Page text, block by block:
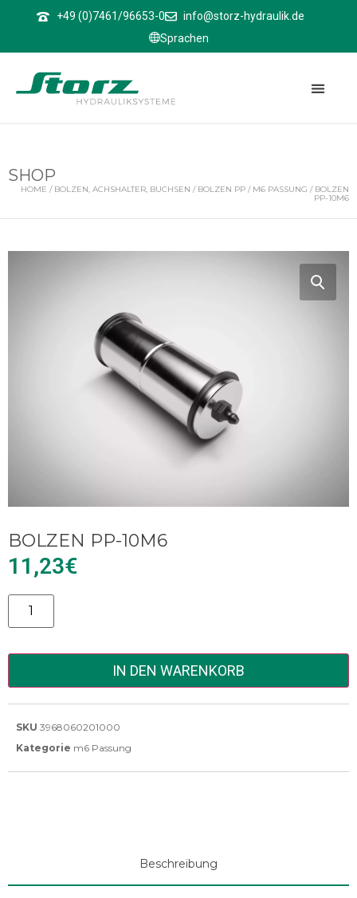
+49 (0)7461/96653-0
info@storz-hydraulik.de
Sprachen
SHOP
HOME / BOLZEN, ACHSHALTER, BUCHSEN / BOLZEN PP / M6 PASSUNG / BOLZEN
PP-10M6
BOLZEN PP-10M6
11,23€
Alternative:
IN DEN WARENKORB
SKU 3968060201000
Kategorie m6 Passung
Beschreibung